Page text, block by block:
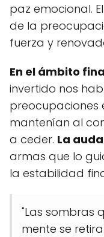
paz emocional.
de la
fuerza y
En el ámbito
invertido nos
preocupaciones
mantenían al
a ceder. La
armas que lo
la estabilidad
"Las sombras
mente se